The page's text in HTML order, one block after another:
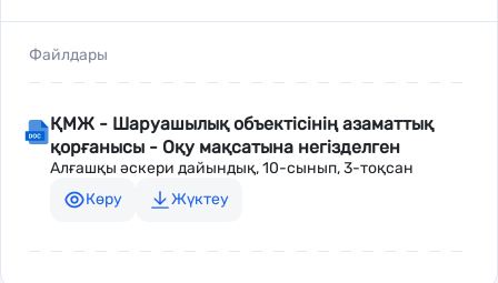
Файлдары
ҚМЖ - Шаруашылық объектісінің азаматтық
қорғанысы - Оқу мақсатына негізделген
Алғашқы әскери дайындық, 10-сынып, 3-тоқсан
Көру
Жүктеу